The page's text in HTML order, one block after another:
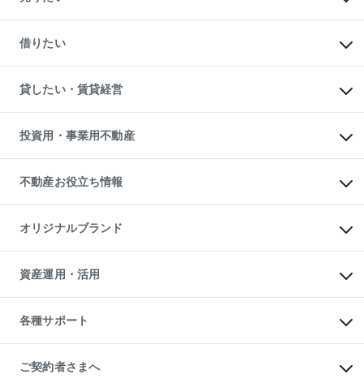
中古マンションの購入
一戸建ての購入
中古一戸建ての購入
不動産購入の流れ
注目キーワード物件特集
購入ガイド
English 繁体中文簡体中文
一戸建ての売却・査定
土地の売却・査定
スピードAI査定
不動産査定について
不動産売却の流れ
不動産買換えの流れ
売却ガイド
借りたい
オフィス・店舗の賃貸
借りるときの流れ
借りるガイド
貸したい・賃貸経営
マンション賃料データ
賃貸管理プラン
リロケーションについて
貸すガイド
投資用・事業用不動産
事業用不動産
マンション投資
投資用マンション
アパート経営
収益物件
ビル購入（ビル一棟）
投資用不動産の売却査定
事業用不動産の売却査定
不動産お役立ち情報
マンションライブラリー
人気マンションランキング
暮らしに役立つ不動産メディア
不動産相場・不動産価格情報
不動産コラム・ニュース
不動産用語集
不動産なんでもネット相談室
住まいの税金
オリジナルブランド
一棟リノベーションマンション
L`GENTE（ルジェンテ）
区分リノベーションマンション
投資用一棟レジデンスWELL
不動産小口投資
LEGACIA（レガシア）
資産運用・活用
不動産M&A
アセットマネジメント・出資
各種サポート
相続サポート
リフォームサポート
ご契約者さまへ